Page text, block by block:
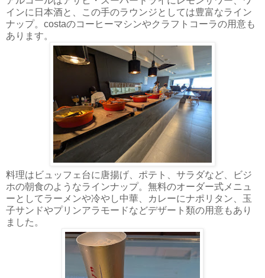
インに日本酒と、この手のラウンジとしては豊富なライン
ナップ。costaのコーヒーマシンやクラフトコーラの用意も
あります。
料理はビュッフェ台に唐揚げ、ポテト、サラダなど、ビジ
ホの朝食のようなラインナップ。無料のオーダー式メニュ
ーとしてラーメンや冷やし中華、カレーにナポリタン、玉
子サンドやプリンアラモードなどデザート類の用意もあり
ました。